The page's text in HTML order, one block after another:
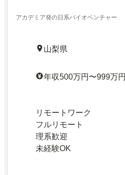
アカデミア発の日系バイオベンチャー
山梨県
年収500万円〜999万円
リモートワーク
フルリモート
理系歓迎
未経験OK